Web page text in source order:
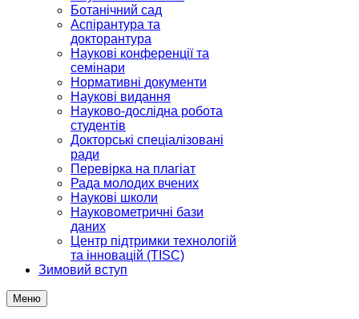
Ботанічний сад
Аспірантура та
докторантура
Наукові конференції та
семінари
Нормативні документи
Наукові видання
Науково-дослідна робота
студентів
Докторські спеціалізовані
ради
Перевірка на плагіат
Рада молодих вчених
Наукові школи
Науковометричні бази
даних
Центр підтримки технологій
та інновацій (TISC)
Зимовий вступ
Меню